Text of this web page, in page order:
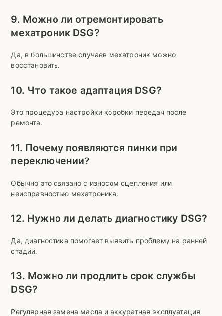
9. Можно ли отремонтировать
мехатроник DSG?
Да, в большинстве случаев мехатроник можно
восстановить.
10. Что такое адаптация DSG?
Это процедура настройки коробки передач после
ремонта.
11. Почему появляются пинки при
переключении?
Обычно это связано с износом сцепления или
неисправностью мехатроника.
12. Нужно ли делать диагностику DSG?
Да, диагностика помогает выявить проблему на ранней
стадии.
13. Можно ли продлить срок службы
DSG?
Регулярная замена масла и аккуратная эксплуатация